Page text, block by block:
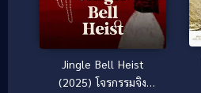
Jingle Bell Heist
(2025) โจรกรรมจิง